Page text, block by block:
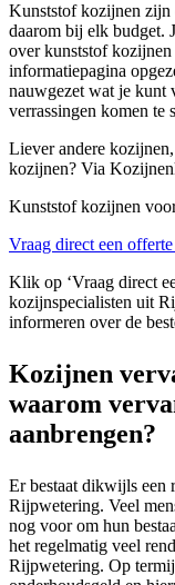
Kunststof kozijnen zijn
daarom bij elk budget.
over kunststof
informatiepagina
nauwgezet wat je kunt
verrassingen komen te
Liever andere
kozijnen? Via
Kunststof kozijnen
Vraag direct een offerte
Klik op ‘Vraag direct
kozijnspecialisten uit
informeren over de
Kozijnen
waarom
aanbrengen?
Er bestaat dikwijls een
Rijpwetering. Veel
nog voor om hun
het regelmatig veel
Rijpwetering. Op